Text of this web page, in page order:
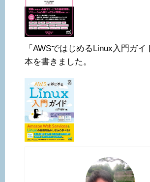
「AWSではじめるLinux入門ガイ
本を書きました。